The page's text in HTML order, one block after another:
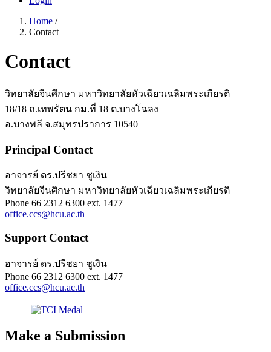
Home /
Contact
Contact
วิทยาลัยจีนศึกษา มหาวิทยาลัยหัวเฉียวเฉลิมพระเกียรติ
18/18 ถ.เทพรัตน กม.ที่ 18 ต.บางโฉลง
อ.บางพลี จ.สมุทรปราการ 10540
Principal Contact
อาจารย์ ดร.ปรีชยา ชูเงิน
วิทยาลัยจีนศึกษา มหาวิทยาลัยหัวเฉียวเฉลิมพระเกียรติ
Phone 66 2312 6300 ext. 1477
office.ccs@hcu.ac.th
Support Contact
อาจารย์ ดร.ปรีชยา ชูเงิน
Phone 66 2312 6300 ext. 1477
office.ccs@hcu.ac.th
Make a Submission